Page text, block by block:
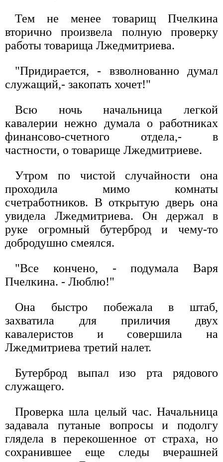
Тем не менее товарищ Пчелкина
вторично произвела полную проверку
работы товарища Лжедмитриева.
"Придирается, - взволнованно думал
служащий,- закопать хочет!"
Всю ночь начальница легкой
кавалерии нежно думала о работниках
финансово-счетного отдела,- в
частности, о товарище Лжедмитриеве.
Утром по чистой случайности она
проходила мимо комнаты
счетработников. В открытую дверь она
увидела Лжедмитриева. Он держал в
руке огромный бутерброд и чему-то
добродушно смеялся.
"Все кончено, - подумала Варя
Пчелкина. - Люблю!"
Она быстро побежала в штаб,
захватила для приличия двух
кавалеристов и совершила на
Лжедмитриева третий налет.
Бутерброд выпал изо рта рядового
служащего.
Проверка шла целый час. Начальница
задавала путаные вопросы и подолгу
глядела в перекошенное от страха, но
сохранившее еще следы вчерашней